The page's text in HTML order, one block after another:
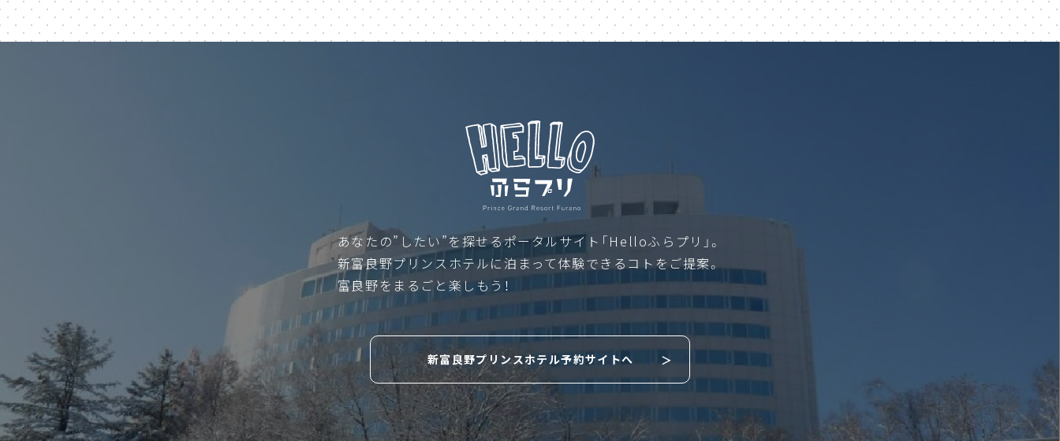
あなたの”したい”を探せるポータルサイト「Helloふらプリ」。
新富良野プリンスホテルに泊まって体験できるコトをご提案。
富良野をまるごと楽しもう！
新富良野プリンスホテル予約サイトへ